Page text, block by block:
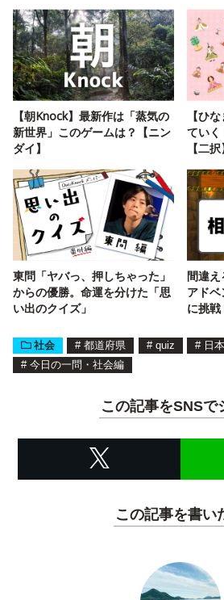
【朝Knock】最新作は「蒸気の
新世界」このゲームは？【ニン
ダイ】
【ひ
ていく
【二択
東問「ヤバっ、押しちゃった」
からの優勝。命運を分けた「思
い出のクイズ」
間違
アド
に挑戦
社会 # 都道府県 # quiz # 日
# 今日の一問・社会編
この記事をSNSで
この記事を書い